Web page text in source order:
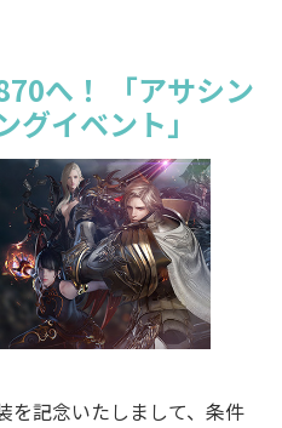
へ！ 「アサシン
グイベント」
記念いたしまして、条件